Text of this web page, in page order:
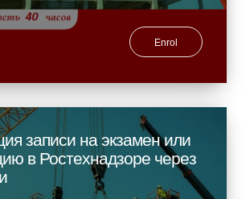
Enrol
записи на экзамен или
в Ростехнадзоре через